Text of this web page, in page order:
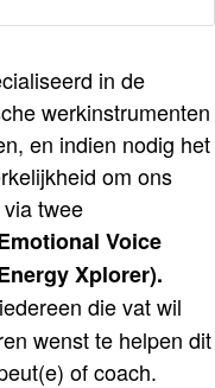
in de
werkinstrumenten
en indien nodig het
om ons
twee
Voice
Xplorer).
die vat wil
wenst te helpen dit
of coach.